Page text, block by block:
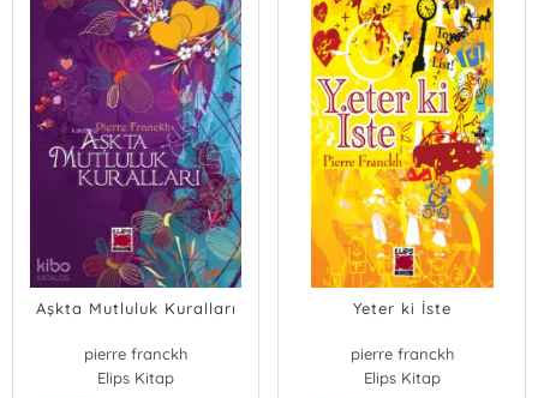
Aşkta Mutluluk Kuralları
pierre franckh
Elips Kitap
Yeter ki İste
pierre franckh
Elips Kitap